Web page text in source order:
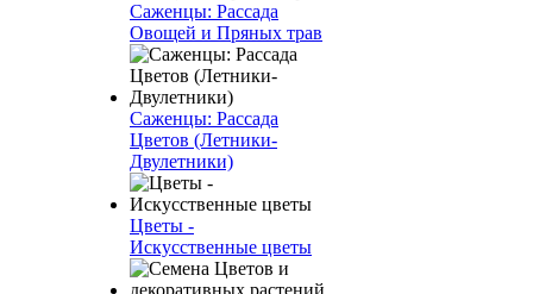
Саженцы: Рассада
Овощей и Пряных трав
Саженцы: Рассада
Цветов (Летники-
Двулетники)
Цветы -
Искусственные цветы